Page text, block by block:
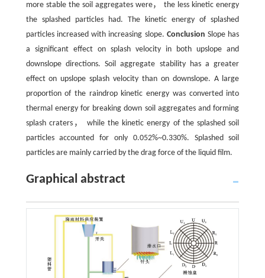
more stable the soil aggregates were， the less kinetic energy
the splashed particles had. The kinetic energy of splashed
particles increased with increasing slope. Conclusion Slope has
a significant effect on splash velocity in both upslope and
downslope directions. Soil aggregate stability has a greater
effect on upslope splash velocity than on downslope. A large
proportion of the raindrop kinetic energy was converted into
thermal energy for breaking down soil aggregates and forming
splash craters， while the kinetic energy of the splashed soil
particles accounted for only 0.052%~0.330%. Splashed soil
particles are mainly carried by the drag force of the liquid film.
Graphical abstract